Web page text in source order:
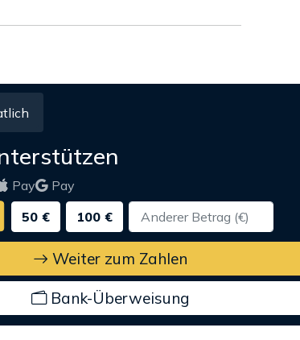
Pay
Pay
50 € 100 €
Weiter zum Zahlen
Bank-Überweisung